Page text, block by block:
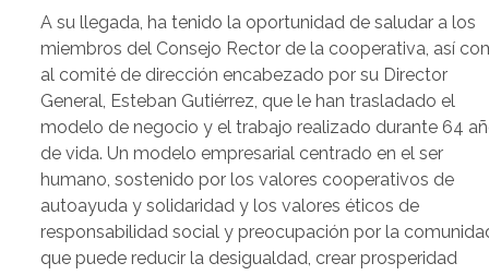
A su llegada, ha tenido la oportunidad de saludar a los
miembros del Consejo Rector de la cooperativa, así
al comité de dirección encabezado por su Director
General, Esteban Gutiérrez, que le han trasladado el
modelo de negocio y el trabajo realizado durante 64
de vida. Un modelo empresarial centrado en el ser
humano, sostenido por los valores cooperativos de
autoayuda y solidaridad y los valores éticos de
responsabilidad social y preocupación por la
que puede reducir la desigualdad, crear prosperidad